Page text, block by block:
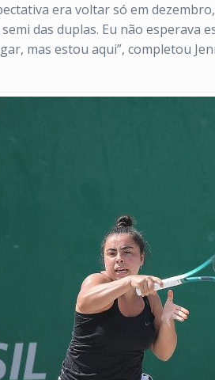
era voltar só em
das duplas. Eu não esperava
mas estou aqui”, completou